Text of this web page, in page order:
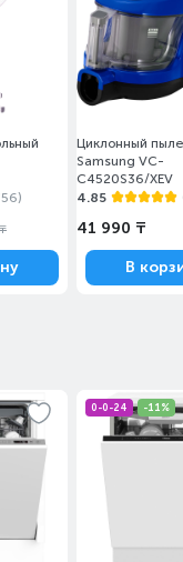
Циклонный
Samsung VC-
C4520S36/XEV
4.85
41 990 ₸
В
0-0-24 -11%